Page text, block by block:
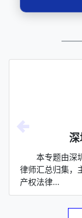
深
本专题由深
律师汇总归集，
产权法律…